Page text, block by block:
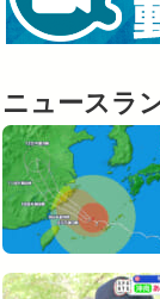
ニュースラ